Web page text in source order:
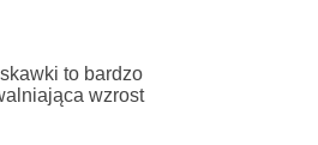
to bardzo
wzrost